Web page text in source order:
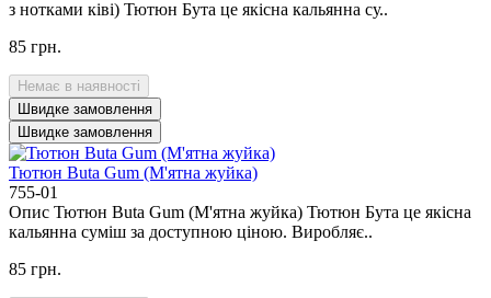
з нотками ківі) Тютюн Бута це якісна кальянна су..
85 грн.
Немає в наявності
Швидке замовлення
Швидке замовлення
Тютюн Buta Gum (М'ятна жуйка)
755-01
Опис Тютюн Buta Gum (М'ятна жуйка) Тютюн Бута це якісна
кальянна суміш за доступною ціною. Виробляє..
85 грн.